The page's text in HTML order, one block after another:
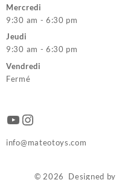
Mercredi
9:30 am - 6:30 pm
Jeudi
9:30 am - 6:30 pm
Vendredi
Fermé
YouTube
Instagram
info@mateotoys.com
© 2026 Designed by